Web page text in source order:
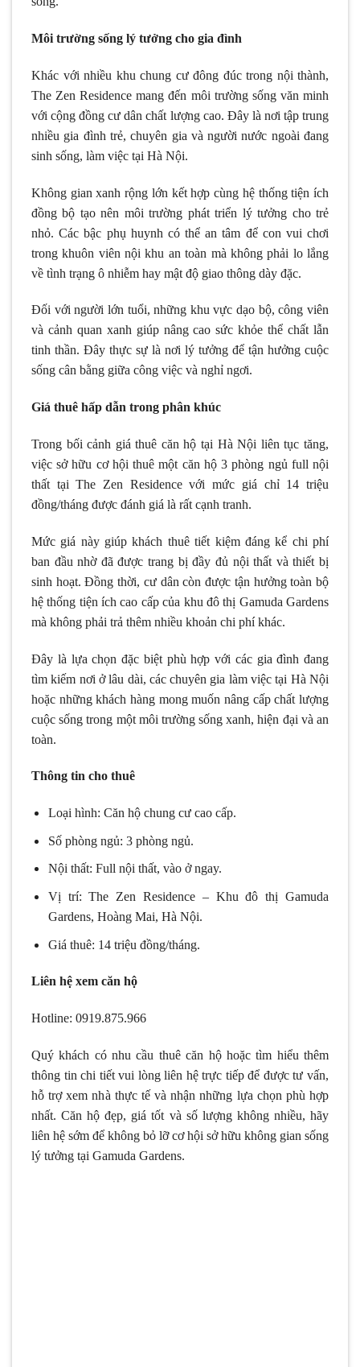
Môi trường sống lý tưởng cho gia đình
Khác với nhiều khu chung cư đông đúc trong nội thành,
The Zen Residence mang đến môi trường sống văn minh
với cộng đồng cư dân chất lượng cao. Đây là nơi tập trung
nhiều gia đình trẻ, chuyên gia và người nước ngoài đang
sinh sống, làm việc tại Hà Nội.
Không gian xanh rộng lớn kết hợp cùng hệ thống tiện ích
đồng bộ tạo nên môi trường phát triển lý tưởng cho trẻ
nhỏ. Các bậc phụ huynh có thể an tâm để con vui chơi
trong khuôn viên nội khu an toàn mà không phải lo lắng
về tình trạng ô nhiễm hay mật độ giao thông dày đặc.
Đối với người lớn tuổi, những khu vực dạo bộ, công viên
và cảnh quan xanh giúp nâng cao sức khỏe thể chất lẫn
tinh thần. Đây thực sự là nơi lý tưởng để tận hưởng cuộc
sống cân bằng giữa công việc và nghỉ ngơi.
Giá thuê hấp dẫn trong phân khúc
Trong bối cảnh giá thuê căn hộ tại Hà Nội liên tục tăng,
việc sở hữu cơ hội thuê một căn hộ 3 phòng ngủ full nội
thất tại The Zen Residence với mức giá chỉ 14 triệu
đồng/tháng được đánh giá là rất cạnh tranh.
Mức giá này giúp khách thuê tiết kiệm đáng kể chi phí
ban đầu nhờ đã được trang bị đầy đủ nội thất và thiết bị
sinh hoạt. Đồng thời, cư dân còn được tận hưởng toàn bộ
hệ thống tiện ích cao cấp của khu đô thị Gamuda Gardens
mà không phải trả thêm nhiều khoản chi phí khác.
Đây là lựa chọn đặc biệt phù hợp với các gia đình đang
tìm kiếm nơi ở lâu dài, các chuyên gia làm việc tại Hà Nội
hoặc những khách hàng mong muốn nâng cấp chất lượng
cuộc sống trong một môi trường sống xanh, hiện đại và an
toàn.
Thông tin cho thuê
Loại hình: Căn hộ chung cư cao cấp.
Số phòng ngủ: 3 phòng ngủ.
Nội thất: Full nội thất, vào ở ngay.
Vị trí: The Zen Residence – Khu đô thị Gamuda
Gardens, Hoàng Mai, Hà Nội.
Giá thuê: 14 triệu đồng/tháng.
Liên hệ xem căn hộ
Hotline: 0919.875.966
Quý khách có nhu cầu thuê căn hộ hoặc tìm hiểu thêm
thông tin chi tiết vui lòng liên hệ trực tiếp để được tư vấn,
hỗ trợ xem nhà thực tế và nhận những lựa chọn phù hợp
nhất. Căn hộ đẹp, giá tốt và số lượng không nhiều, hãy
liên hệ sớm để không bỏ lỡ cơ hội sở hữu không gian sống
lý tưởng tại Gamuda Gardens.